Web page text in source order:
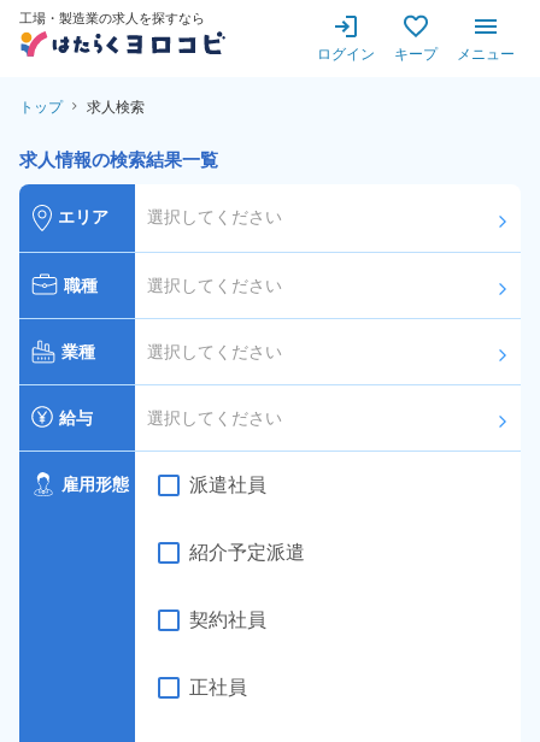
工場・製造業の求人を探すなら
ログイン キープ メニュー
トップ 求人検索
求人情報の検索結果一覧
エリア 選択してください arrow_forward_ios
職種 選択してください arrow_forward_ios
業種 選択してください arrow_forward_ios
給与 選択してください arrow_forward_ios
雇用形態 派遣社員
紹介予定派遣
契約社員
正社員